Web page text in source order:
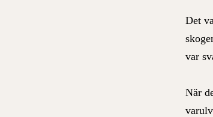
Det
var
När